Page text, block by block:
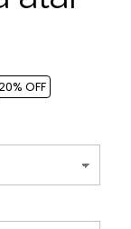
% OFF